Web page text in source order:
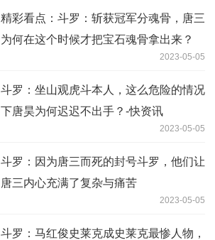
精彩看点：斗罗：斩获冠军分魂骨，唐三
为何在这个时候才把宝石魂骨拿出来？
2023-05-05
斗罗：坐山观虎斗本人，这么危险的情况
下唐昊为何迟迟不出手？-快资讯
2023-05-05
斗罗：因为唐三而死的封号斗罗，他们让
唐三内心充满了复杂与痛苦
2023-05-05
斗罗：马红俊史莱克成史莱克最惨人物，